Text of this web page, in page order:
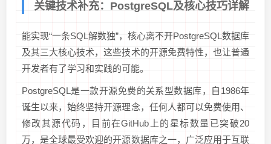
关键技术补充：PostgreSQL及核心技巧详解
能实现“一条SQL解数独”，核心离不开PostgreSQL数据库
及其三大核心技术，这些技术的开源免费特性，也让普通
开发者有了学习和实践的可能。
PostgreSQL是一款开源免费的关系型数据库，自1986年
诞生以来，始终坚持开源理念，任何人都可以免费使用、
修改其源代码，目前在GitHub上的星标数量已突破20
万，是全球最受欢迎的开源数据库之一，广泛应用于互联